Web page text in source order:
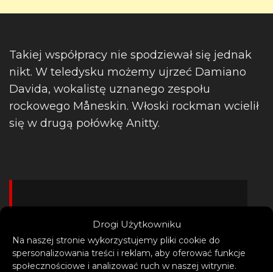
Drogi Użytkowniku
Na naszej stronie wykorzystujemy pliki cookie do
spersonalizowania treści i reklam, aby oferować funkcje
społecznościowe i analizować ruch w naszej witrynie.
Takiej współpracy nie spodziewał się jednak
nikt. W teledysku możemy ujrzeć Damiano
Davida, wokalistę uznanego zespołu
rockowego Måneskin. Włoski rockman wcielił
się w drugą połówkę Anitty.
– Ten klip jest naprawdę
seksowny! Jest seksowny,
dynamiczny i ma piękną